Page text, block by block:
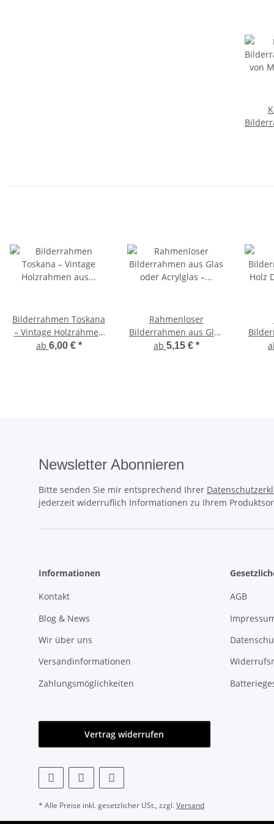
Bilderrahmen Toskana
– Vintage Holzrahmen
aus echtem Kiefernholz
ab 6,00 € *
Rahmenloser
Bilderrahmen aus Glas
oder Acrylglas – 10 × 15
ab 5,15 € *
Newsletter Abonnieren
Bitte senden Sie mir entsprechend Ihrer
jederzeit widerruflich Informationen zu Ihrem
Informationen
Kontakt
Blog & News
Wir über uns
Versandinformationen
Zahlungsmöglichkeiten
AGB
Vertrag widerrufen
* Alle Preise inkl. gesetzlicher USt., zzgl.Versand